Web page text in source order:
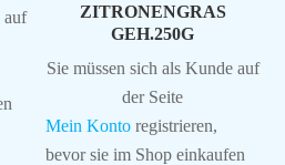
auf
ZITRONENGRAS
GEH.250G
Sie müssen sich als Kunde auf
der Seite
Mein Konto registrieren,
bevor sie im Shop einkaufen